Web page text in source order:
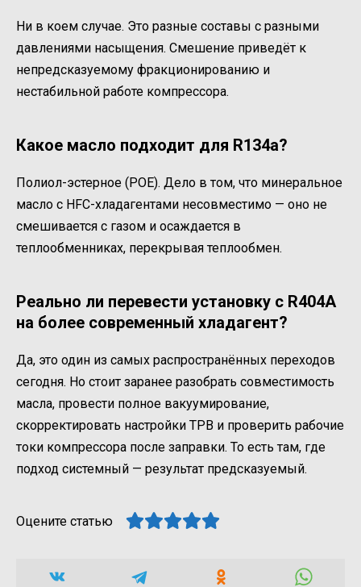
Ни в коем случае. Это разные составы с разными
давлениями насыщения. Смешение приведёт к
непредсказуемому фракционированию и
нестабильной работе компрессора.
Какое масло подходит для R134a?
Полиол-эстерное (POE). Дело в том, что минеральное
масло с HFC-хладагентами несовместимо — оно не
смешивается с газом и осаждается в
теплообменниках, перекрывая теплообмен.
Реально ли перевести установку с R404A
на более современный хладагент?
Да, это один из самых распространённых переходов
сегодня. Но стоит заранее разобрать совместимость
масла, провести полное вакуумирование,
скорректировать настройки ТРВ и проверить рабочие
токи компрессора после заправки. То есть там, где
подход системный — результат предсказуемый.
Оцените статью